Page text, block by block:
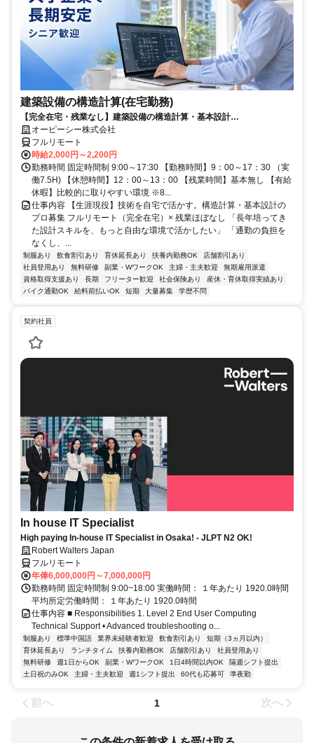
建築設備の構造計算(在宅勤務)
【完全在宅・残業なし】建築設備の構造計算・基本設計
（Revit/AutoCAD）／日本全国・離島居住もOK
オーピーシー株式会社
フルリモート
時給2,000円～2,200円
勤務時間 固定時間制 9:00～17:30 【勤務時間】9：00～17：30 （実
働7.5H) 【休憩時間】12：00～13：00 【残業時間】基本無し 【有給
休暇】比較的に取りやすい環境 ※8...
仕事内容 【生涯現役】技術を自宅で活かす。構造計算・基本設計の
プロ募集 フルリモート（完全在宅）× 残業ほぼなし 「長年培ってき
た設計スキルを、もっと自由な環境で活かしたい」 「通勤の負担を
なくし、...
制服あり 飲食割引あり 育休延長あり 扶養内勤務OK
店舗割引あり
社員登用あり
無料研修 副業・WワークOK 主婦・主夫歓迎
無期雇用派遣
資格取得支援あり
長期 フリーター歓迎 社会保険あり
産休・育休取得実績あり
バイク通勤OK
給料前払いOK 短期 大量募集 学歴不問
契約社員
In house IT Specialist
High paying In-house IT Specialist in Osaka! - JLPT N2 OK!
Robert Walters Japan
フルリモート
年俸6,000,000円～7,000,000円
勤務時間 固定時間制 9:00~18:00 実働時間： １年あたり 1920.0時間
平均所定労働時間： １年あたり 1920.0時間
仕事内容 ■ Responsibilities 1. Level 2 End User Computing
Technical Support • Advanced troubleshooting o...
制服あり 標準中国語 業界未経験者歓迎 飲食割引あり
短期（3ヵ月以内）
育休延長あり
ランチタイム 扶養内勤務OK 店舗割引あり
社員登用あり
無料研修
週1日からOK 副業・WワークOK 1日4時間以内OK
隔週シフト提出
土日祝のみOK
主婦・主夫歓迎 週1シフト提出 60代も応募可 準夜勤
前へ 1 次へ